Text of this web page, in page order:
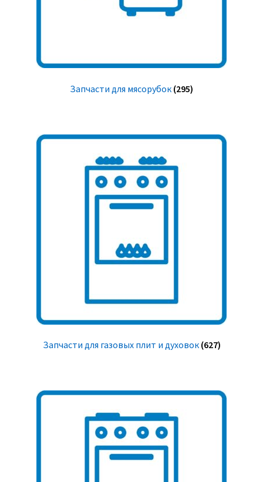
Запчасти для мясорубок (295)
Запчасти для газовых плит и духовок (627)